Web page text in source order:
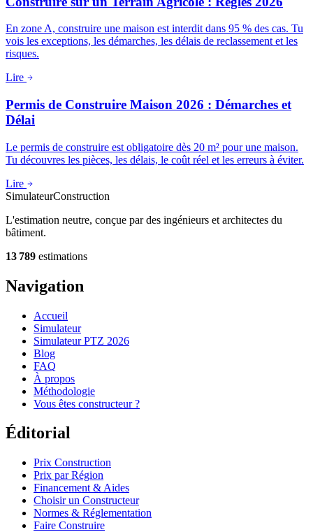
En zone A, construire une maison est interdit dans 95 % des cas. Tu
vois les exceptions, les démarches, les délais de reclassement et les
risques.
Lire
Permis de Construire Maison 2026 : Démarches et
Délai
Le permis de construire est obligatoire dès 20 m² pour une maison.
Tu découvres les pièces, les délais, le coût réel et les erreurs à éviter.
Lire
SimulateurConstruction
L'estimation neutre, conçue par des ingénieurs et architectes du
bâtiment.
13 789 estimations
Navigation
Accueil
Simulateur
Simulateur PTZ 2026
Blog
FAQ
À propos
Méthodologie
Vous êtes constructeur ?
Éditorial
Prix Construction
Prix par Région
Financement & Aides
Choisir un Constructeur
Normes & Réglementation
Faire Construire